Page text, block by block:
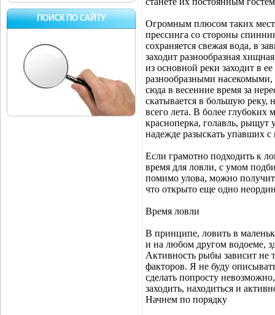
ПОИСК ПО САЙТУ
Огромным плюсом таких мест
прессинга со стороны
сохраняется свежая вода, в
заходит разнообразная
из основной реки заходит в
разнообразными
сюда в весенние время за
скатывается в большую реку,
всего лета. В более глубоких
красноперка, голавль, рыщут
надежде разыскать упавших
Если грамотно подходить к
время для ловли, с умом
помимо улова, можно
что открыто еще одно
Время ловли
В принципе, ловить в
и на любом другом водоеме,
Активность рыбы зависит не
факторов. Я не буду
сделать попросту
заходить, находиться и
Начнем по порядку